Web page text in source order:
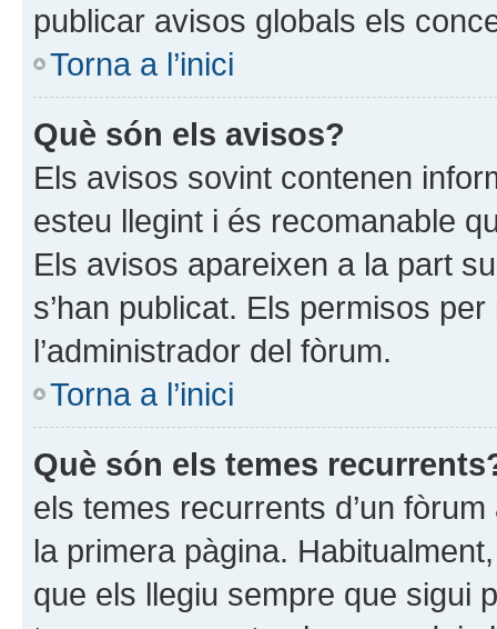
publicar avisos globals els
Torna a l’inici
Què són els avisos?
Els avisos sovint contenen
esteu llegint i és recomanable
Els avisos apareixen a la part
s’han publicat. Els permisos
l’administrador del fòrum.
Torna a l’inici
Què són els temes
els temes recurrents d’un
la primera pàgina.
que els llegiu sempre que sigui